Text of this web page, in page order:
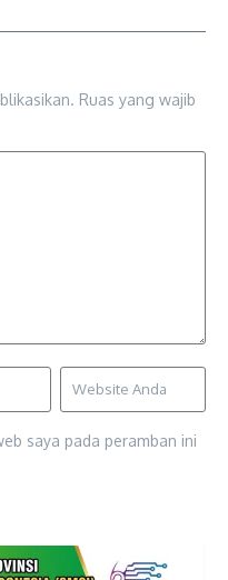
Ruas yang wajib
saya pada peramban ini